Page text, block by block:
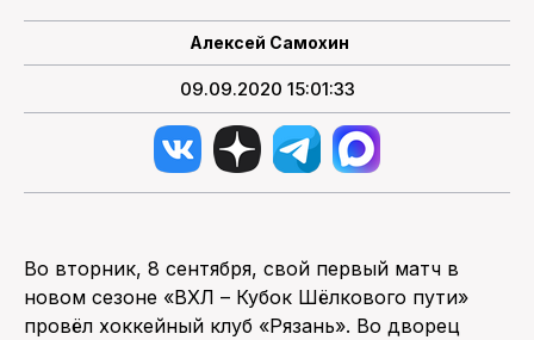
Алексей Самохин
09.09.2020 15:01:33
Во вторник, 8 сентября, свой первый матч в
новом сезоне «ВХЛ – Кубок Шёлкового пути»
провёл хоккейный клуб «Рязань». Во дворец